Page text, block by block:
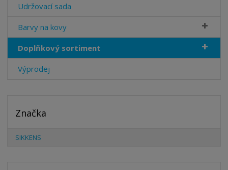
Udržovací sada
Barvy na kovy
Doplňkový sortiment
Výprodej
Značka
SIKKENS